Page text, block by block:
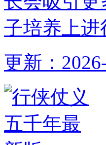
子培养上进
更新：